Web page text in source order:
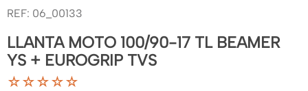
: 06_00133
LLANTA MOTO 100/90-17 TL BEAMER
YS + EUROGRIP TVS
☆
☆
☆
☆
☆